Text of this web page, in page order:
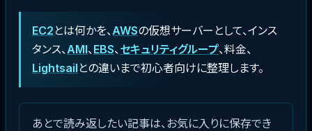
EC2 とは何かを、AWSの仮想サーバーとして、インス
タンス、AMI、EBS、セキュリティグループ、料金、
Lightsail との違いまで初心者向けに整理します。
あとで読み返したい記事は、お気に入りに保存でき